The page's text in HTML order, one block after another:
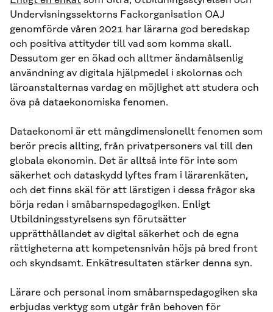
Undervisningssektorns Fackorganisation OAJ
genomförde våren 2021 har lärarna god beredskap
och positiva attityder till vad som komma skall.
Dessutom ger en ökad och alltmer ändamålsenlig
användning av digitala hjälpmedel i skolornas och
läroanstalternas vardag en möjlighet att studera och
öva på dataekonomiska fenomen.
Dataekonomi är ett mångdimensionellt fenomen som
berör precis allting, från privatpersoners val till den
globala ekonomin. Det är alltså inte för inte som
säkerhet och dataskydd lyftes fram i lärarenkäten,
och det finns skäl för att lärstigen i dessa frågor ska
börja redan i småbarnspedagogiken. Enligt
Utbildningsstyrelsens syn förutsätter
upprätthållandet av digital säkerhet och de egna
rättigheterna att kompetensnivån höjs på bred front
och skyndsamt. Enkätresultaten stärker denna syn.
Lärare och personal inom småbarnspedagogiken ska
erbjudas verktyg som utgår från behoven för